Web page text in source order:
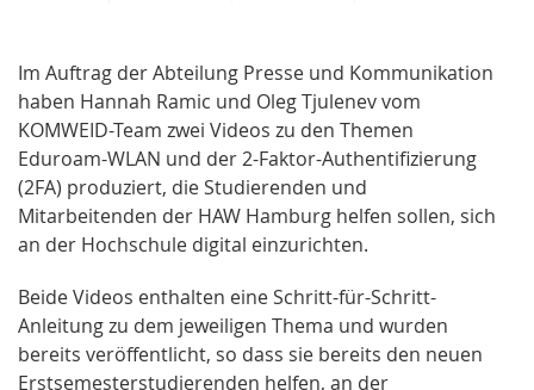
Im Auftrag der Abteilung Presse und Kommunikation
haben Hannah Ramic und Oleg Tjulenev vom
KOMWEID-Team zwei Videos zu den Themen
Eduroam-WLAN und der 2-Faktor-Authentifizierung
(2FA) produziert, die Studierenden und
Mitarbeitenden der HAW Hamburg helfen sollen, sich
an der Hochschule digital einzurichten.
Beide Videos enthalten eine Schritt-für-Schritt-
Anleitung zu dem jeweiligen Thema und wurden
bereits veröffentlicht, so dass sie bereits den neuen
Erstsemesterstudierenden helfen, an der